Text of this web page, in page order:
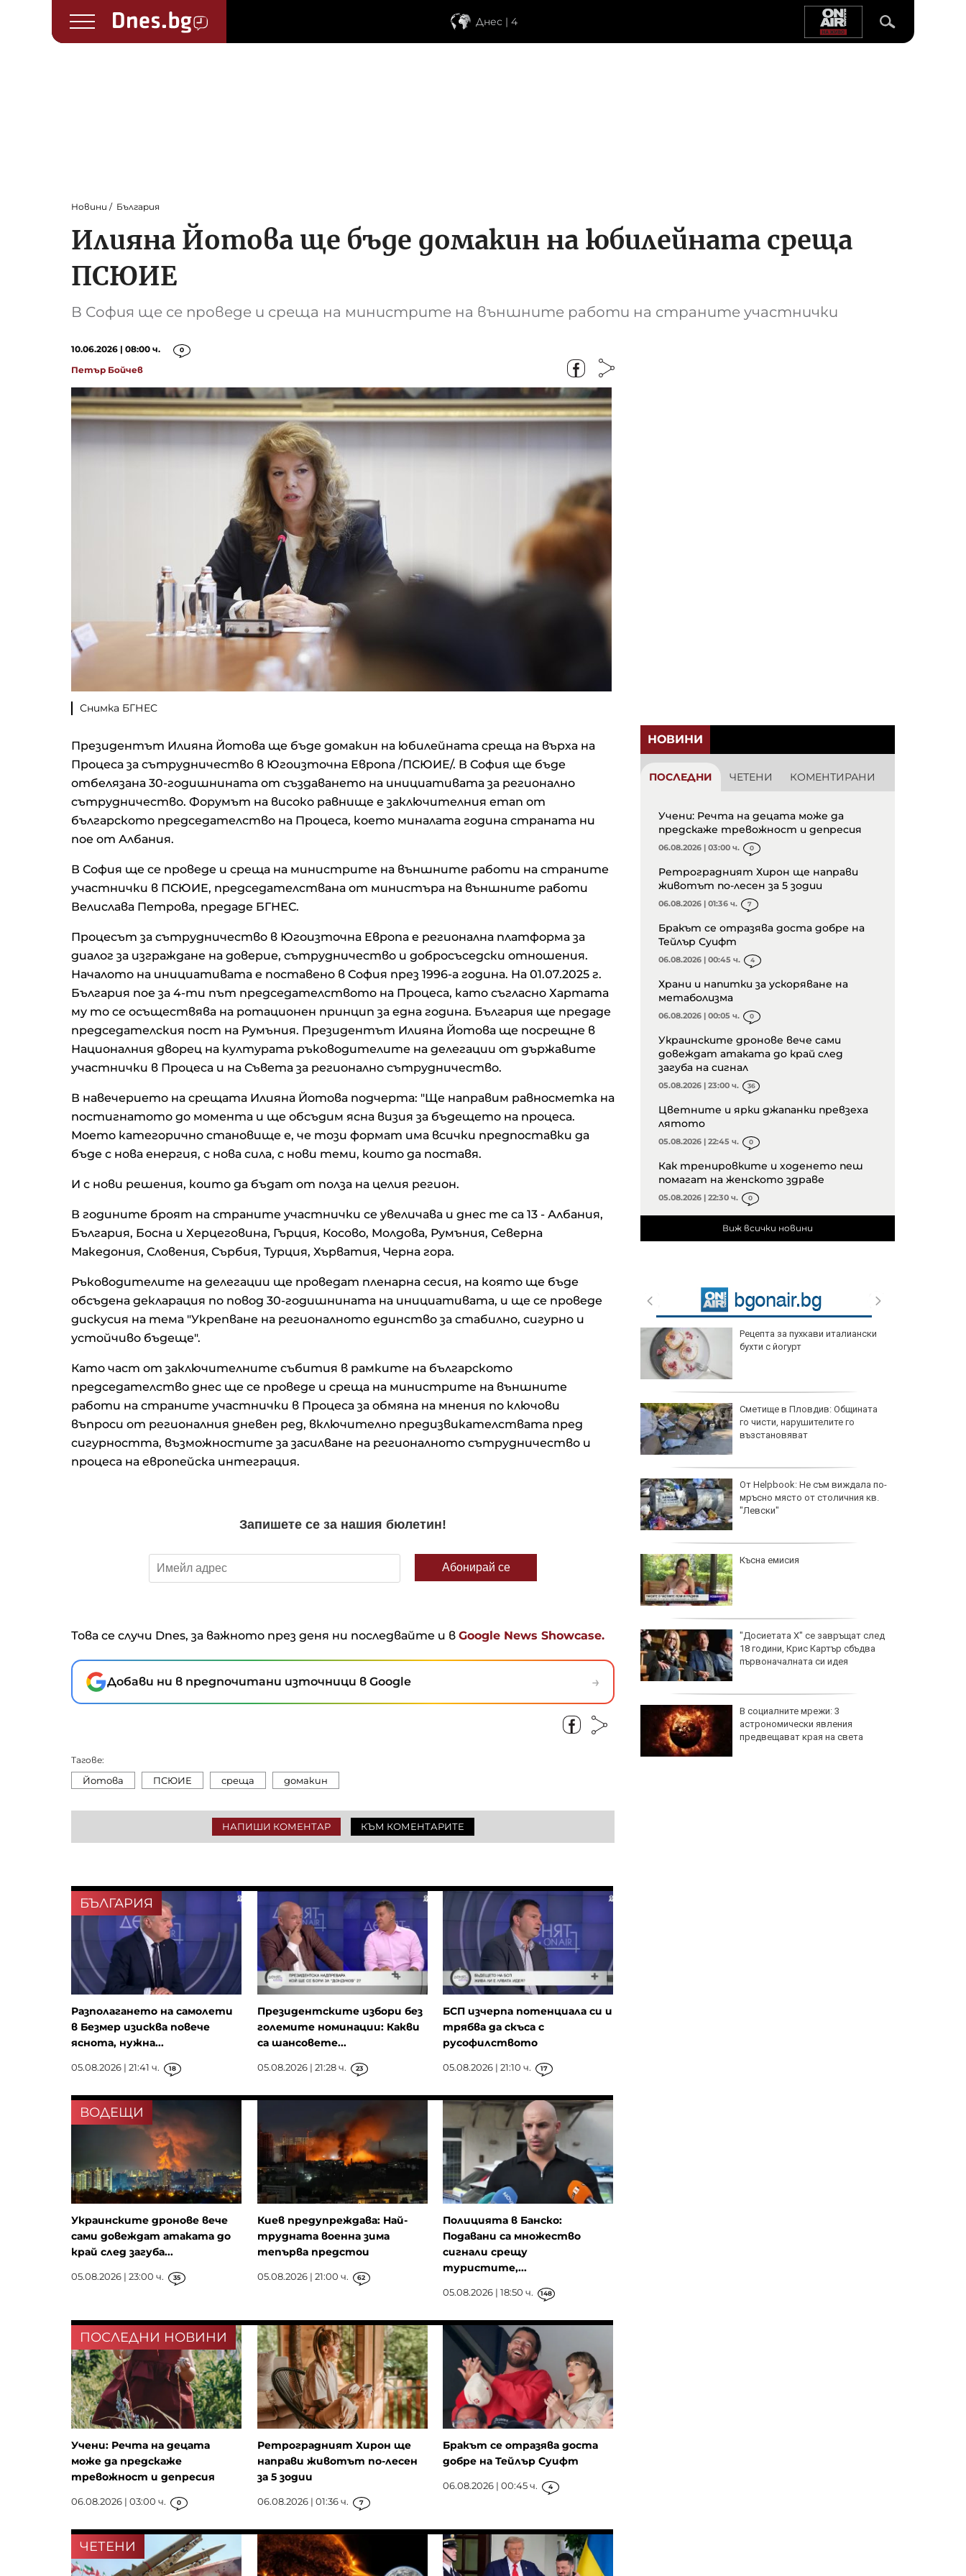
Днес | 4
Новини България
Илияна Йотова ще бъде домакин на юбилейната среща
ПСЮИЕ
В София ще се проведе и среща на министрите на външните работи на страните участнички
10.06.2026 | 08:00 ч. 0
Петър Бойчев
Снимка БГНЕС
Президентът Илияна Йотова ще бъде домакин на юбилейната среща на върха на
Процеса за сътрудничество в Югоизточна Европа /ПСЮИЕ/. В София ще бъде
отбелязана 30-годишнината от създаването на инициативата за регионално
сътрудничество. Форумът на високо равнище е заключителния етап от
българското председателство на Процеса, което миналата година страната ни
пое от Албания.
В София ще се проведе и среща на министрите на външните работи на страните
участнички в ПСЮИЕ, председателствана от министъра на външните работи
Велислава Петрова, предаде БГНЕС.
Процесът за сътрудничество в Югоизточна Европа е регионална платформа за
диалог за изграждане на доверие, сътрудничество и добросъседски отношения.
Началото на инициативата е поставено в София през 1996-а година. На 01.07.2025 г.
България пое за 4-ти път председателството на Процеса, като съгласно Хартата
му то се осъществява на ротационен принцип за една година. България ще предаде
председателския пост на Румъния. Президентът Илияна Йотова ще посрещне в
Националния дворец на културата ръководителите на делегации от държавите
участнички в Процеса и на Съвета за регионално сътрудничество.
В навечерието на срещата Илияна Йотова подчерта: "Ще направим равносметка на
постигнатото до момента и ще обсъдим ясна визия за бъдещето на процеса.
Моето категорично становище е, че този формат има всички предпоставки да
бъде с нова енергия, с нова сила, с нови теми, които да поставя.
И с нови решения, които да бъдат от полза на целия регион.
В годините броят на страните участнички се увеличава и днес те са 13 - Албания,
България, Босна и Херцеговина, Гърция, Косово, Молдова, Румъния, Северна
Македония, Словения, Сърбия, Турция, Хърватия, Черна гора.
Ръководителите на делегации ще проведат пленарна сесия, на която ще бъде
обсъдена декларация по повод 30-годишнината на инициативата, и ще се проведе
дискусия на тема "Укрепване на регионалното единство за стабилно, сигурно и
устойчиво бъдеще".
Като част от заключителните събития в рамките на българското
председателство днес ще се проведе и среща на министрите на външните
работи на страните участнички в Процеса за обмяна на мнения по ключови
въпроси от регионалния дневен ред, включително предизвикателствата пред
сигурността, възможностите за засилване на регионалното сътрудничество и
процеса на европейска интеграция.
Това се случи Dnes, за важното през деня ни последвайте и в Google News Showcase.
Добави ни в предпочитани източници в Google →
Тагове:
Йотова ПСЮИЕ среща домакин
НАПИШИ КОМЕНТАР КЪМ КОМЕНТАРИТЕ
НОВИНИ
ПОСЛЕДНИ ЧЕТЕНИ КОМЕНТИРАНИ
Учени: Речта на децата може да
предскаже тревожност и депресия
06.08.2026 | 03:00 ч. 0
Ретроградният Хирон ще направи
животът по-лесен за 5 зодии
06.08.2026 | 01:36 ч. 7
Бракът се отразява доста добре на
Тейлър Суифт
06.08.2026 | 00:45 ч. 4
Храни и напитки за ускоряване на
метаболизма
06.08.2026 | 00:05 ч. 0
Украинските дронове вече сами
довеждат атаката до край след
загуба на сигнал
05.08.2026 | 23:00 ч. 36
Цветните и ярки джапанки превзеха
лятото
05.08.2026 | 22:45 ч. 0
Как тренировките и ходенето пеш
помагат на женското здраве
05.08.2026 | 22:30 ч. 0
Виж всички новини
Кадър на деня за 5 август
Иран е постигнал споразумение
с Оман за корабоплаването през
Износът на дизел от САЩ
се бори за доставки
средногодишно ниво от 5,9%
Рецепта за пухкави италиански
бухти с йогурт
Сметище в Пловдив: Общината
го чисти, нарушителите го
възстановяват
От Helpbook: Не съм виждала по-
мръсно място от столичния кв.
"Левски"
Късна емисия
"Досиетата Х" се завръщат след
18 години, Крис Картър сбъдва
първоначалната си идея
В социалните мрежи: 3
астрономически явления
предвещават края на света
БЪЛГАРИЯ
Разполагането на самолети
в Безмер изисква повече
яснота, нужна...
05.08.2026 | 21:41 ч. 18
Президентските избори без
големите номинации: Какви
са шансовете...
05.08.2026 | 21:28 ч. 23
БСП изчерпа потенциала си и
трябва да скъса с
русофилството
05.08.2026 | 21:10 ч. 17
ВОДЕЩИ
Украинските дронове вече
сами довеждат атаката до
край след загуба...
05.08.2026 | 23:00 ч. 35
Киев предупреждава: Най-
трудната военна зима
тепърва предстои
05.08.2026 | 21:00 ч. 62
Полицията в Банско:
Подавани са множество
сигнали срещу
туристите,...
05.08.2026 | 18:50 ч. 148
ПОСЛЕДНИ НОВИНИ
Учени: Речта на децата
може да предскаже
тревожност и депресия
06.08.2026 | 03:00 ч. 0
Ретроградният Хирон ще
направи животът по-лесен
за 5 зодии
06.08.2026 | 01:36 ч. 7
Бракът се отразява доста
добре на Тейлър Суифт
06.08.2026 | 00:45 ч. 4
ЧЕТЕНИ